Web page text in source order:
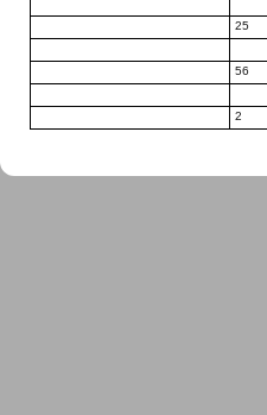
25
56
2